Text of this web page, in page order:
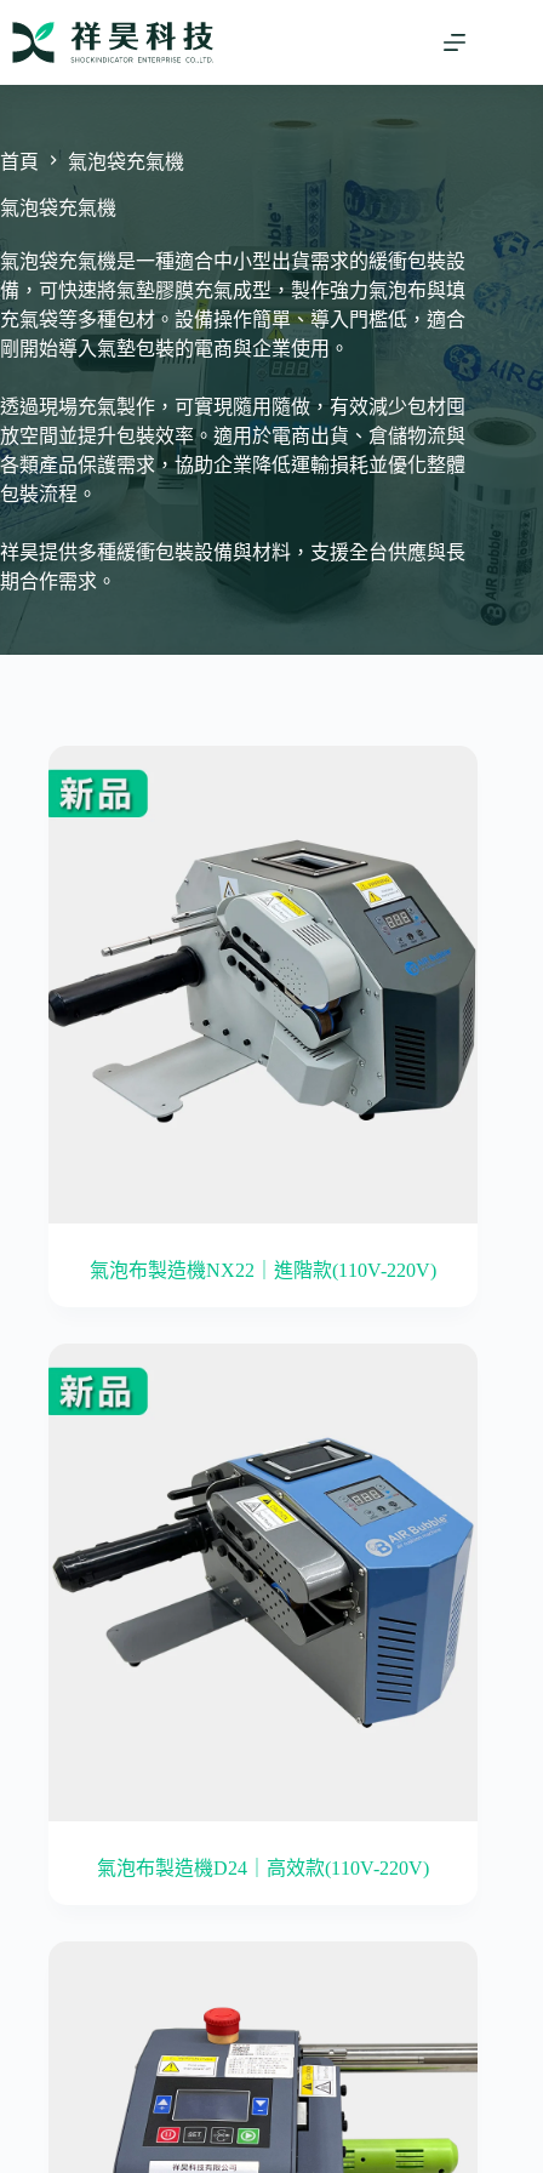
容
首頁 氣泡袋充氣機
氣泡袋充氣機
氣泡袋充氣機是一種適合中小型出貨需求的緩衝包裝設
備，可快速將氣墊膠膜充氣成型，製作強力氣泡布與填
充氣袋等多種包材。設備操作簡單、導入門檻低，適合
剛開始導入氣墊包裝的電商與企業使用。
透過現場充氣製作，可實現隨用隨做，有效減少包材囤
放空間並提升包裝效率。適用於電商出貨、倉儲物流與
各類產品保護需求，協助企業降低運輸損耗並優化整體
包裝流程。
祥昊提供多種緩衝包裝設備與材料，支援全台供應與長
期合作需求。
氣泡布製造機NX22｜進階款(110V-220V)
氣泡布製造機D24｜高效款(110V-220V)